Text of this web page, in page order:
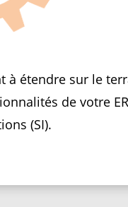
à étendre sur le
de votre
(SI).